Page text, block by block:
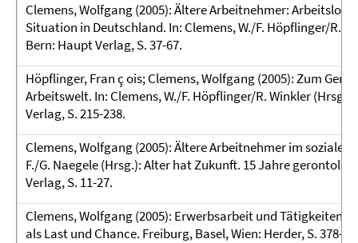
Clemens, Wolfgang (2005): Ältere Arbeitnehmer:
Situation in Deutschland. In: Clemens, W./F. Höpflinger/R.
Bern: Haupt Verlag, S. 37-67.
Höpflinger, Fran ç ois; Clemens, Wolfgang (2005): Zum
Arbeitswelt. In: Clemens, W./F. Höpflinger/R. Winkler
Verlag, S. 215-238.
Clemens, Wolfgang (2005): Ältere Arbeitnehmer im
F./G. Naegele (Hrsg.): Alter hat Zukunft. 15 Jahre
Verlag, S. 11-27.
Clemens, Wolfgang (2005): Erwerbsarbeit und Tätigkeiten
als Last und Chance. Freiburg, Basel, Wien: Herder, S. 378-